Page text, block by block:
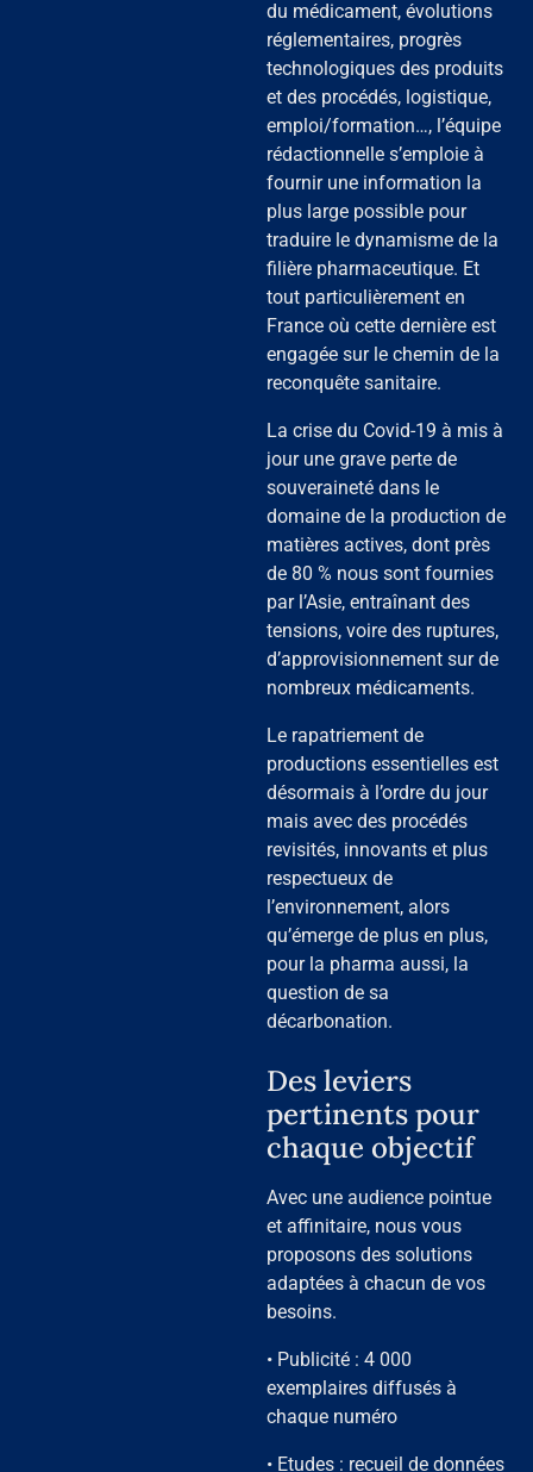
du médicament, évolutions
réglementaires, progrès
technologiques des produits
et des procédés, logistique,
emploi/formation…, l’équipe
rédactionnelle s’emploie à
fournir une information la
plus large possible pour
traduire le dynamisme de la
filière pharmaceutique. Et
tout particulièrement en
France où cette dernière est
engagée sur le chemin de la
reconquête sanitaire.
La crise du Covid-19 à mis à
jour une grave perte de
souveraineté dans le
domaine de la production de
matières actives, dont près
de 80 % nous sont fournies
par l’Asie, entraînant des
tensions, voire des ruptures,
d’approvisionnement sur de
nombreux médicaments.
Le rapatriement de
productions essentielles est
désormais à l’ordre du jour
mais avec des procédés
revisités, innovants et plus
respectueux de
l’environnement, alors
qu’émerge de plus en plus,
pour la pharma aussi, la
question de sa
décarbonation.
Des leviers
pertinents pour
chaque objectif
Avec une audience pointue
et affinitaire, nous vous
proposons des solutions
adaptées à chacun de vos
besoins.
• Publicité : 4 000
exemplaires diffusés à
chaque numéro
• Etudes : recueil de données